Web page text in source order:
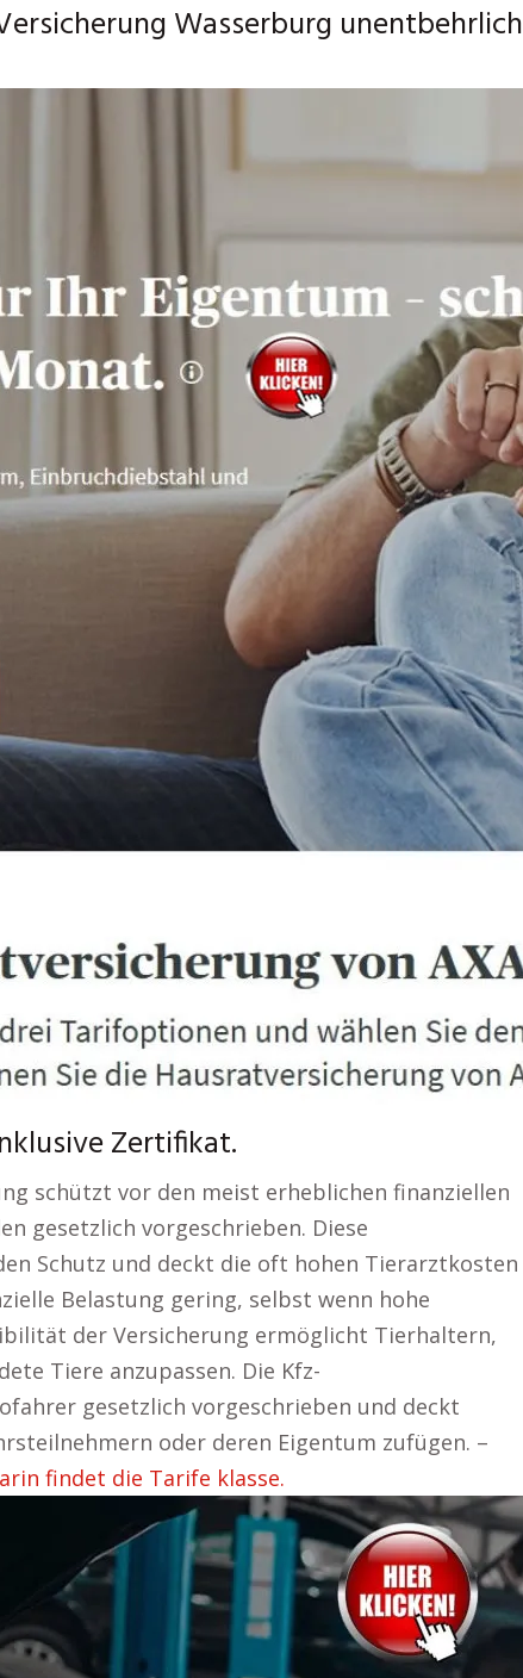
Wasserburg unentbehrlich
Zertifikat.
schützt vor den meist erheblichen finanziellen
gesetzlich vorgeschrieben. Diese
Schutz und deckt die oft hohen Tierarztkosten
Belastung gering, selbst wenn hohe
der Versicherung ermöglicht Tierhaltern,
Tiere anzupassen. Die Kfz-
gesetzlich vorgeschrieben und deckt
oder deren Eigentum zufügen. –
findet die Tarife klasse.